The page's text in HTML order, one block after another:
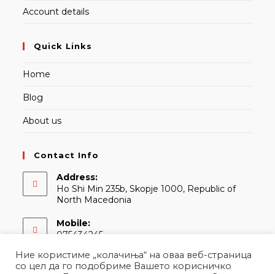
Account details
Quick Links
Home
Blog
About us
Contact Info
Address:
Ho Shi Min 235b, Skopje 1000, Republic of
North Macedonia
Mobile:
075434245
Email:
contact@martina.mkOpens
Ние користиме „колачиња“ на оваа веб-страница
со цел да го подобриме Вашето корисничко